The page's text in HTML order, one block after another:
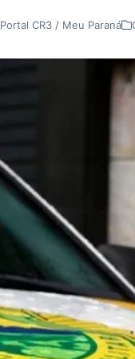
Portal CR3 / Meu Paraná